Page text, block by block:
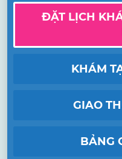
ĐẶT LỊCH
KHÁM
GIAO
BẢNG